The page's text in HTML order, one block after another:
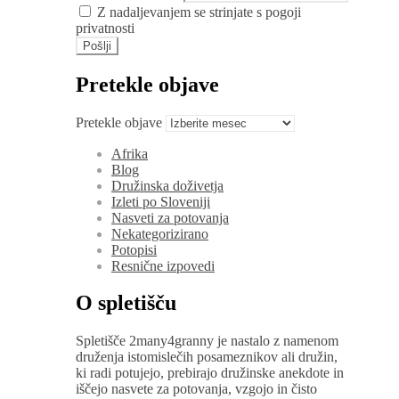
Z nadaljevanjem se strinjate s pogoji
privatnosti
Pretekle objave
Pretekle objave
Afrika
Blog
Družinska doživetja
Izleti po Sloveniji
Nasveti za potovanja
Nekategorizirano
Potopisi
Resnične izpovedi
O spletišču
Spletišče 2many4granny je nastalo z namenom
druženja istomislečih posameznikov ali družin,
ki radi potujejo, prebirajo družinske anekdote in
iščejo nasvete za potovanja, vzgojo in čisto